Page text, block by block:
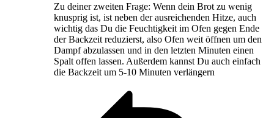
Zu deiner zweiten Frage: Wenn dein Brot zu wenig
knusprig ist, ist neben der ausreichenden Hitze, auch
wichtig das Du die Feuchtigkeit im Ofen gegen Ende
der Backzeit reduzierst, also Ofen weit öffnen um den
Dampf abzulassen und in den letzten Minuten einen
Spalt offen lassen. Außerdem kannst Du auch einfach
die Backzeit um 5-10 Minuten verlängern